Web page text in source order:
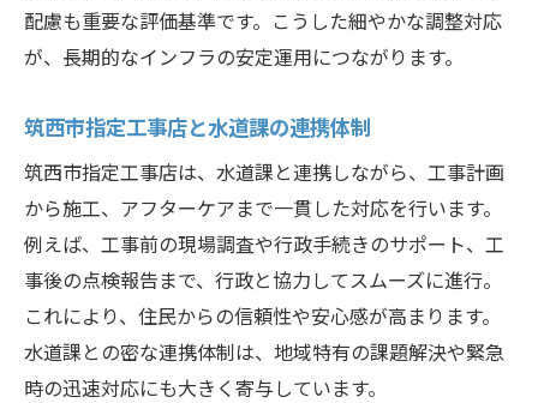
配慮も重要な評価基準です。こうした細やかな調整対応
が、長期的なインフラの安定運用につながります。
筑西市指定工事店と水道課の連携体制
筑西市指定工事店は、水道課と連携しながら、工事計画
から施工、アフターケアまで一貫した対応を行います。
例えば、工事前の現場調査や行政手続きのサポート、工
事後の点検報告まで、行政と協力してスムーズに進行。
これにより、住民からの信頼性や安心感が高まります。
水道課との密な連携体制は、地域特有の課題解決や緊急
時の迅速対応にも大きく寄与しています。